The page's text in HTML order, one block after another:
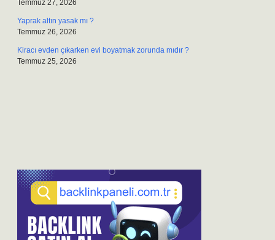
Temmuz 27, 2026
Yaprak altın yasak mı ?
Temmuz 26, 2026
Kiracı evden çıkarken evi boyatmak zorunda mıdır ?
Temmuz 25, 2026